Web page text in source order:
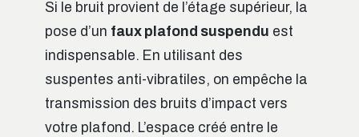
Si le bruit provient de l’étage supérieur, la
pose d’un faux plafond suspendu est
indispensable. En utilisant des
suspentes anti-vibratiles, on empêche la
transmission des bruits d’impact vers
votre plafond. L’espace créé entre le